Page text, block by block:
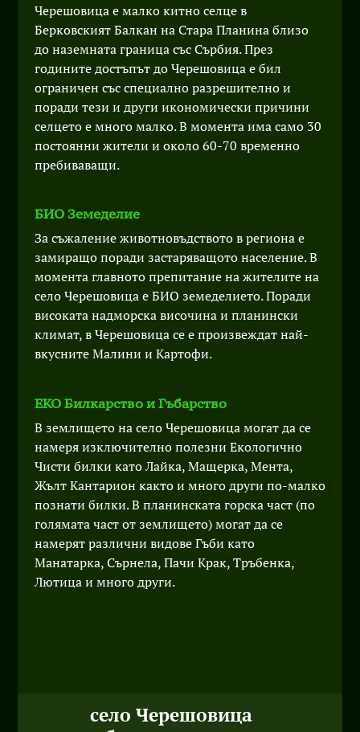
Черешовица е малко китно селце в
Берковският Балкан на Стара Планина близо
до наземната граница със Сърбия. През
годините достъпът до Черешовица е бил
ограничен със специално разрешително и
поради тези и други икономически причини
селцето е много малко. В момента има само 30
постоянни жители и около 60-70 временно
пребиваващи.
БИО Земеделие
За съжаление животновъдството в региона е
замиращо поради застаряващото население. В
момента главното препитание на жителите на
село Черешовица е БИО земеделието. Поради
високата надморска височина и планински
климат, в Черешовица се е произвеждат най-
вкусните Малини и Картофи.
ЕКО Билкарство и Гъбарство
В землището на село Черешовица могат да се
намеря изключително полезни Екологично
Чисти билки като Лайка, Мащерка, Мента,
Жълт Кантарион както и много други по-малко
познати билки. В планинската горска част (по
голямата част от землището) могат да се
намерят различни видове Гъби като
Манатарка, Сърнела, Пачи Крак, Тръбенка,
Лютица и много други.
село Черешовица